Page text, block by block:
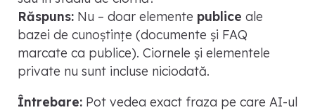
Răspuns: Nu – doar elemente publice ale
bazei de cunoștințe (documente și FAQ
marcate ca publice). Ciornele și elementele
private nu sunt incluse niciodată.
Întrebare: Pot vedea exact fraza pe care AI-ul